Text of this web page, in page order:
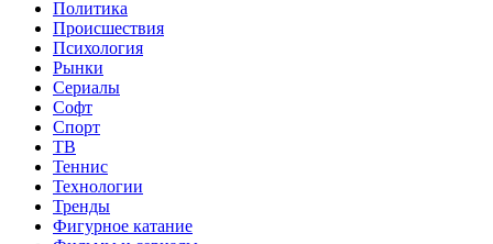
Политика
Происшествия
Психология
Рынки
Сериалы
Софт
Спорт
ТВ
Теннис
Технологии
Тренды
Фигурное катание